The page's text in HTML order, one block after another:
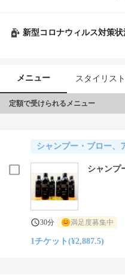
新型コロナウィルス対策状
メニュー スタイリスト
定額で受けられるメニュー
シャンプー・ブロー、
シャンプ
30分 満足度募集中
1チケット(¥2,887.5)